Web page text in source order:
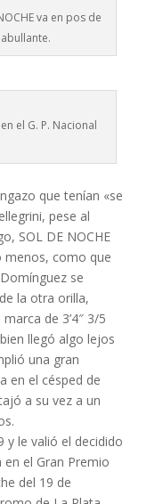
va en pos de
el G. P. Nacional
que tenían «se
pese al
SOL DE NOCHE
menos, como que
se
la otra orilla,
de 3’4″ 3/5
llegó algo lejos
una gran
en el césped de
a su vez a un
y le valió el decidido
el Gran Premio
del 19 de